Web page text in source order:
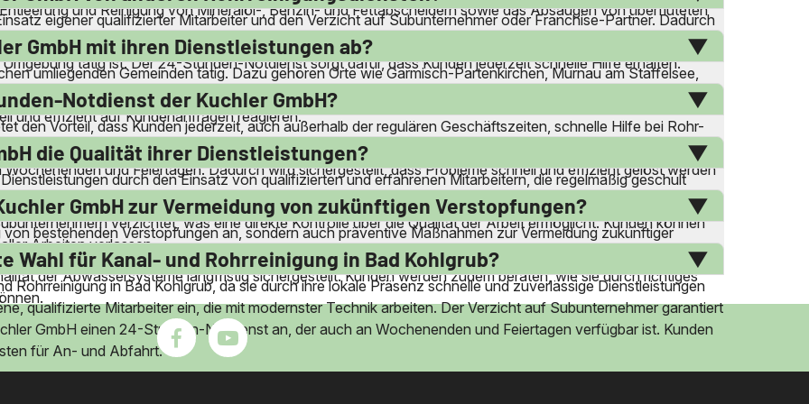
und Reinigung von Mineralöl-, Benzin- und Fettabscheidern sowie das Absaugen von überfluteten
eigener qualifizierter Mitarbeiter und den Verzicht auf Subunternehmer oder Franchise-Partner. Dadurch
der Dienstleistungen garantieren. Zudem werden keine Kostenpauschalen für An- und Abfahrt
tätig ist. Der 24-Stunden-Notdienst sorgt dafür, dass Kunden jederzeit schnelle Hilfe erhalten.
GmbH mit ihren Dienstleistungen ab?
umliegenden Gemeinden tätig. Dazu gehören Orte wie Garmisch-Partenkirchen, Murnau am Staffelsee,
ist flexibel und kann auch in anderen Gemeinden, Orten und Städten seine Dienstleistungen anbieten. Dank
und effizient auf Kundenanfragen reagieren.
Notdienst der Kuchler GmbH?
den Vorteil, dass Kunden jederzeit, auch außerhalb der regulären Geschäftszeiten, schnelle Hilfe bei Rohr-
bei akuten Verstopfungen oder Wasserschäden, die sofortige Maßnahmen erfordern. Der Notdienst ist
und Feiertagen. Dadurch wird sichergestellt, dass Probleme schnell und effizient gelöst werden
die Qualität ihrer Dienstleistungen?
durch den Einsatz von qualifizierten und erfahrenen Mitarbeitern, die regelmäßig geschult
und Techniken, um eine effektive und schonende Reinigung von Kanälen und Rohren zu
verzichtet, was eine direkte Kontrolle über die Qualität der Arbeit ermöglicht. Kunden können
Arbeiten verlassen.
GmbH zur Vermeidung von zukünftigen Verstopfungen?
bestehenden Verstopfungen an, sondern auch präventive Maßnahmen zur Vermeidung zukünftiger
und Inspektionen von Kanälen und Rohren. Durch die Entfernung von Ablagerungen und die
der Abwassersysteme langfristig sichergestellt. Kunden werden zudem beraten, wie sie durch richtiges
Wahl für Kanal- und Rohrreinigung in Bad Kohlgrub?
Rohrreinigung in Bad Kohlgrub, da sie durch ihre lokale Präsenz schnelle und zuverlässige Dienstleistungen
qualifizierte Mitarbeiter ein, die mit modernster Technik arbeiten. Der Verzicht auf Subunternehmer garantiert
GmbH einen 24-Stunden-Notdienst an, der auch an Wochenenden und Feiertagen verfügbar ist. Kunden
für An- und Abfahrt.